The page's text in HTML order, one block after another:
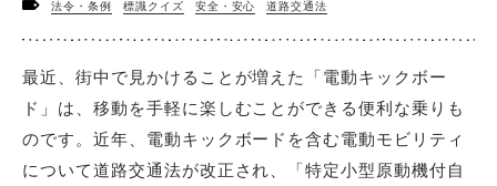
法令・条例 標識クイズ 安全・安心 道路交通法
最近、街中で見かけることが増えた「電動キックボー
ド」は、移動を手軽に楽しむことができる便利な乗りも
のです。近年、電動キックボードを含む電動モビリティ
について道路交通法が改正され、「特定小型原動機付自